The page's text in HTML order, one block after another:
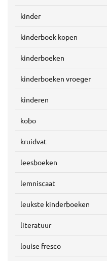
kinder
kinderboek kopen
kinderboeken
kinderboeken vroeger
kinderen
kobo
kruidvat
leesboeken
lemniscaat
leukste kinderboeken
literatuur
louise fresco